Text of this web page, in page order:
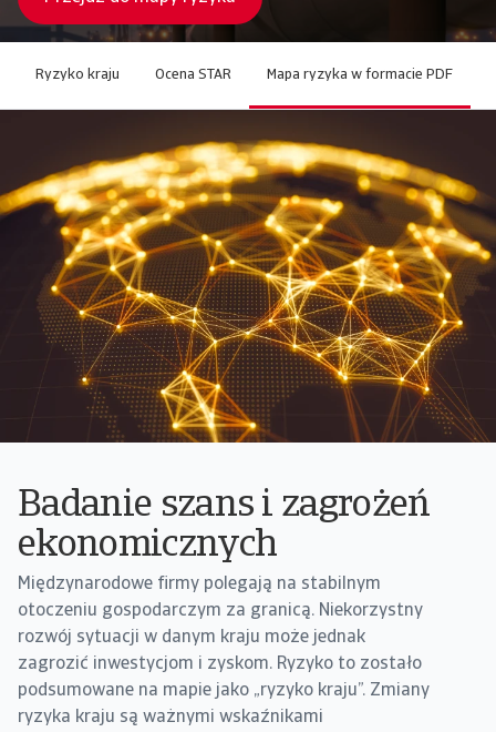
Ryzyko kraju Ocena STAR Mapa ryzyka w formacie PDF
Badanie szans i zagrożeń
ekonomicznych
Międzynarodowe firmy polegają na stabilnym
otoczeniu gospodarczym za granicą. Niekorzystny
rozwój sytuacji w danym kraju może jednak
zagrozić inwestycjom i zyskom. Ryzyko to zostało
podsumowane na mapie jako „ryzyko kraju”. Zmiany
ryzyka kraju są ważnymi wskaźnikami